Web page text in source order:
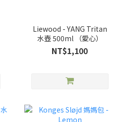
Liewood - YANG Tritan
水壺 500ml （愛心）
NT$1,100